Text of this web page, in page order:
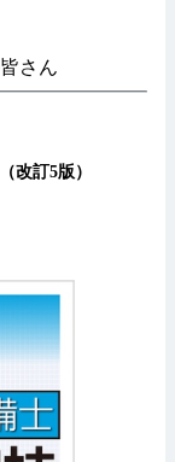
さん
改訂5版）